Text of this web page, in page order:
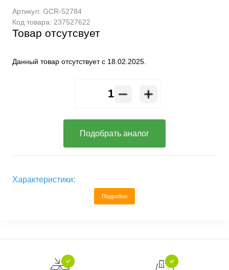
Артикул: GCR-52784
Код товара: 237527622
Товар отсутсвует
Данный товар отсутствует с 18.02.2025.
Подобрать аналог
Характеристики:
Подробно